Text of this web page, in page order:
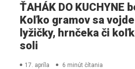
ŤAHÁK DO KUCHYNE
Koľko gramov sa
lyžičky, hrnčeka či
soli
17. apríla 6 minút čítania